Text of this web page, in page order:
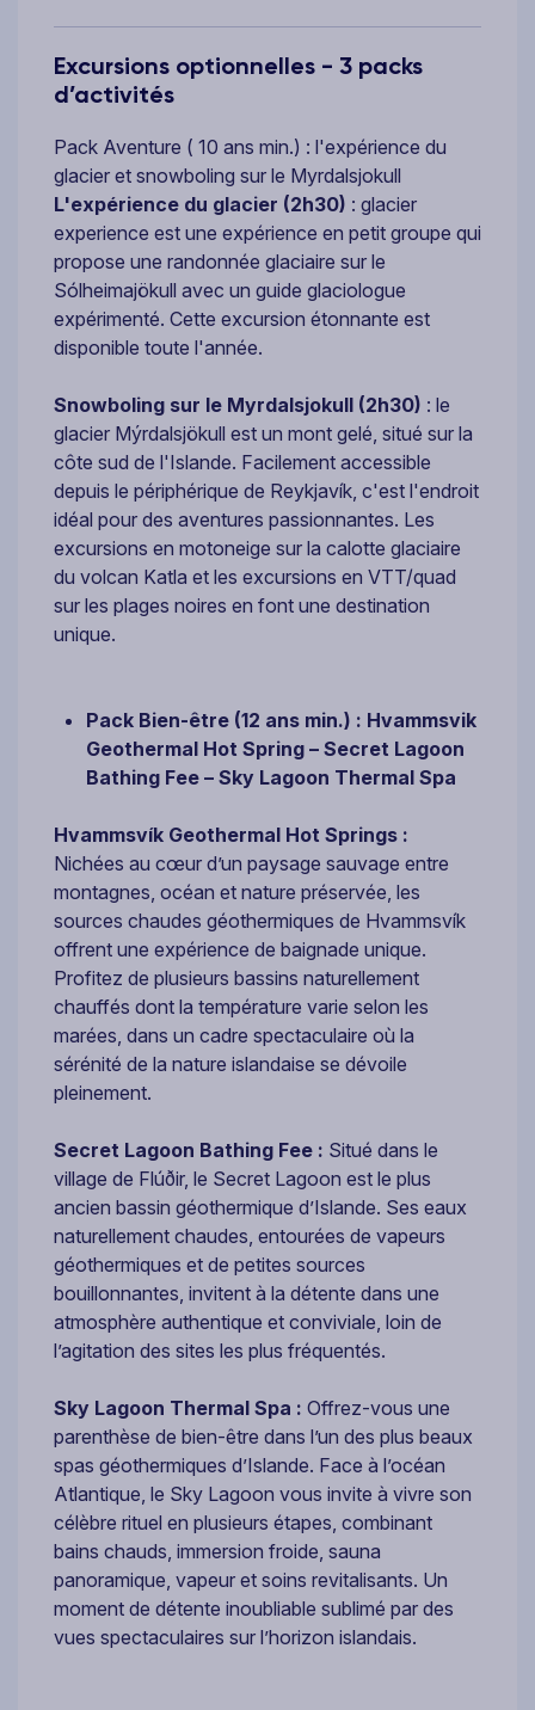
Excursions optionnelles - 3 packs
d’activités
Pack Aventure ( 10 ans min.) : l'expérience du
glacier et snowboling sur le Myrdalsjokull
L'expérience du glacier (2h30) : glacier
experience est une expérience en petit groupe qui
propose une randonnée glaciaire sur le
Sólheimajökull avec un guide glaciologue
expérimenté. Cette excursion étonnante est
disponible toute l'année.
Snowboling sur le Myrdalsjokull (2h30) : le
glacier Mýrdalsjökull est un mont gelé, situé sur la
côte sud de l'Islande. Facilement accessible
depuis le périphérique de Reykjavík, c'est l'endroit
idéal pour des aventures passionnantes. Les
excursions en motoneige sur la calotte glaciaire
du volcan Katla et les excursions en VTT/quad
sur les plages noires en font une destination
unique.
Pack Bien-être (12 ans min.) : Hvammsvik
Geothermal Hot Spring – Secret Lagoon
Bathing Fee – Sky Lagoon Thermal Spa
Hvammsvík Geothermal Hot Springs :
Nichées au cœur d’un paysage sauvage entre
montagnes, océan et nature préservée, les
sources chaudes géothermiques de Hvammsvík
offrent une expérience de baignade unique.
Profitez de plusieurs bassins naturellement
chauffés dont la température varie selon les
marées, dans un cadre spectaculaire où la
sérénité de la nature islandaise se dévoile
pleinement.
Secret Lagoon Bathing Fee : Situé dans le
village de Flúðir, le Secret Lagoon est le plus
ancien bassin géothermique d’Islande. Ses eaux
naturellement chaudes, entourées de vapeurs
géothermiques et de petites sources
bouillonnantes, invitent à la détente dans une
atmosphère authentique et conviviale, loin de
l’agitation des sites les plus fréquentés.
Sky Lagoon Thermal Spa : Offrez-vous une
parenthèse de bien-être dans l’un des plus beaux
spas géothermiques d’Islande. Face à l’océan
Atlantique, le Sky Lagoon vous invite à vivre son
célèbre rituel en plusieurs étapes, combinant
bains chauds, immersion froide, sauna
panoramique, vapeur et soins revitalisants. Un
moment de détente inoubliable sublimé par des
vues spectaculaires sur l’horizon islandais.